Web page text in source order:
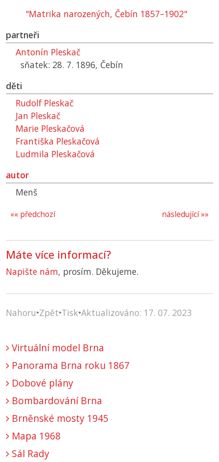
"Matrika narozených, Čebín 1857–1902"
partneři
Antonín Pleskač
sňatek: 28. 7. 1896, Čebín
děti
Rudolf Pleskač
Jan Pleskač
Marie Pleskačová
Františka Pleskačová
Ludmila Pleskačová
autor
Menš
následující »»
«« předchozí
Máte více informací?
Napište nám, prosím. Děkujeme.
Nahoru•Zpět•Tisk•Aktualizováno: 17. 07. 2023
Virtuální model Brna
Panorama Brna roku 1867
Dobové plány
Bombardování Brna
Brněnské mosty 1945
Mapa 1968
Sál Rady